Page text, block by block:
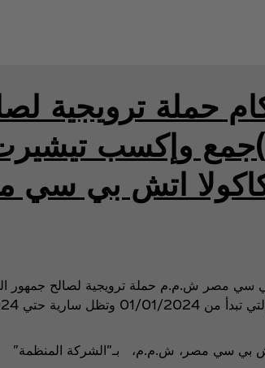
حملة ترويجية
وإكسب
اتش بي
سي مصر ش.م.م حملة ترويجية لصالح جمهور
بي سي مصر، ش.م.م، بـ"الشركة المنظمة"